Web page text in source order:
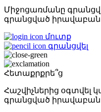
Միջոցառմանը
գրանցված
մուտք
գրանցվել
Հետաքրքրե՞ց
Հաշվիչներից օգտվել
գրանցված